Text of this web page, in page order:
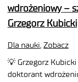
wdrożeniowy –
Grzegorz Kubicki
Dla nauki, Zobacz
💡 Grzegorz
doktorant